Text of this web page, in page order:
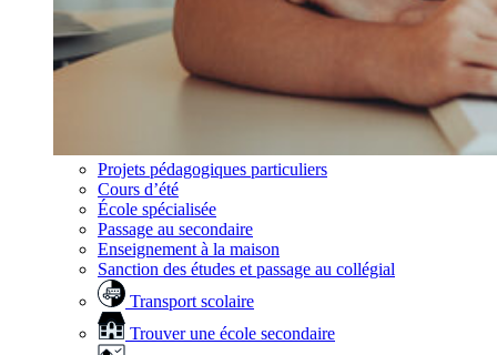
Projets pédagogiques particuliers
Cours d’été
École spécialisée
Passage au secondaire
Enseignement à la maison
Sanction des études et passage au collégial
Transport scolaire
Trouver une école secondaire